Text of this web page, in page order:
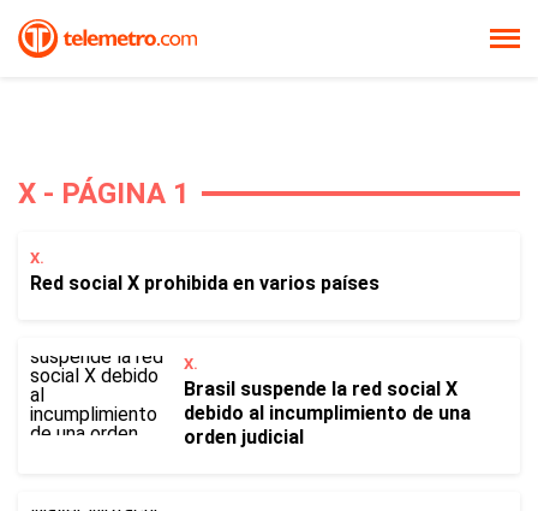
X - PÁGINA 1
X.
Red social X prohibida en varios países
X.
Brasil suspende la red social X
debido al incumplimiento de una
orden judicial